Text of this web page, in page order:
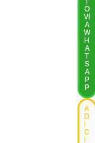
O
VI
A
W
H
A
T
S
A
P
P
A
D
C